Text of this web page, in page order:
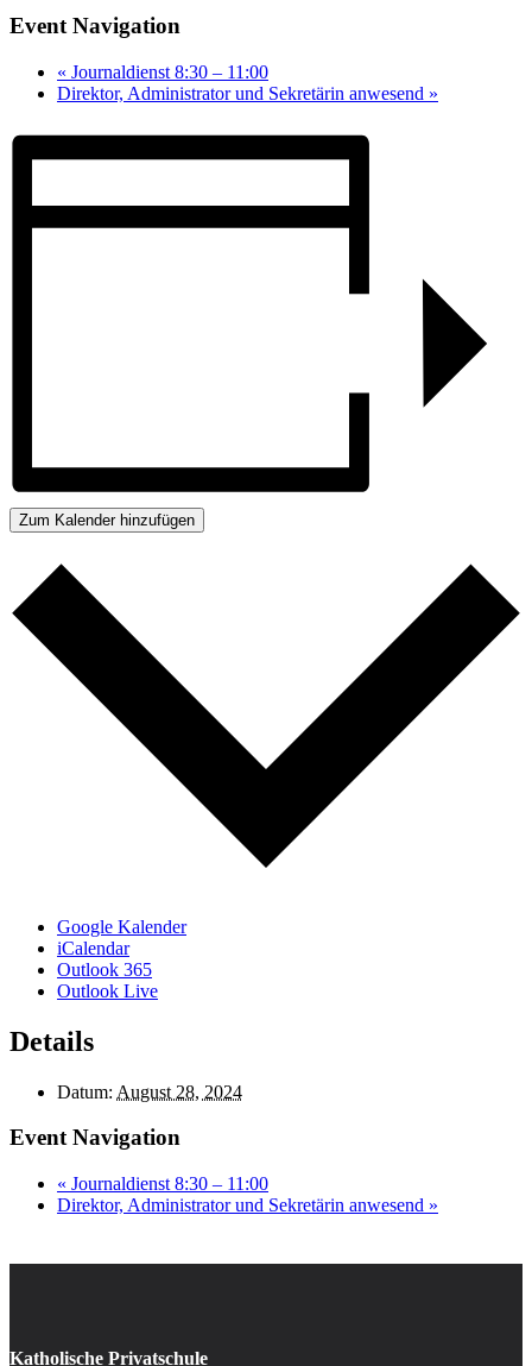
Event Navigation
« Journaldienst 8:30 – 11:00
Direktor, Administrator und Sekretärin anwesend »
Zum Kalender hinzufügen
Google Kalender
iCalendar
Outlook 365
Outlook Live
Details
Datum: August 28, 2024
Event Navigation
« Journaldienst 8:30 – 11:00
Direktor, Administrator und Sekretärin anwesend »
Katholische Privatschule